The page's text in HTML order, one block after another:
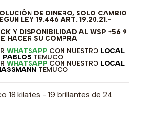
DE DINERO, SOLO CAMBIO
LEY 19.446 ART. 19.20.21.-
Y DISPONIBILIDAD AL WSP +56 9
HACER SU COMPRA
WHATSAPP CON NUESTRO LOCAL
PABLOS TEMUCO
WHATSAPP CON NUESTRO LOCAL
TEMUCO
18 kilates - 19 brillantes de 24